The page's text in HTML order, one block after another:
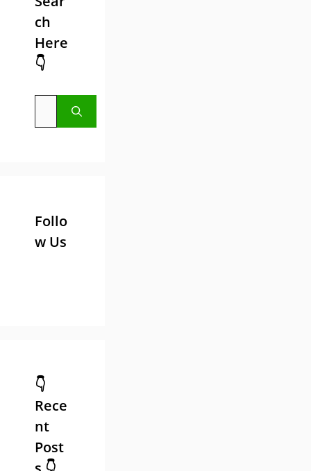
ch
Here
👇
Search
Follo
w Us
👇
Rece
nt
Post